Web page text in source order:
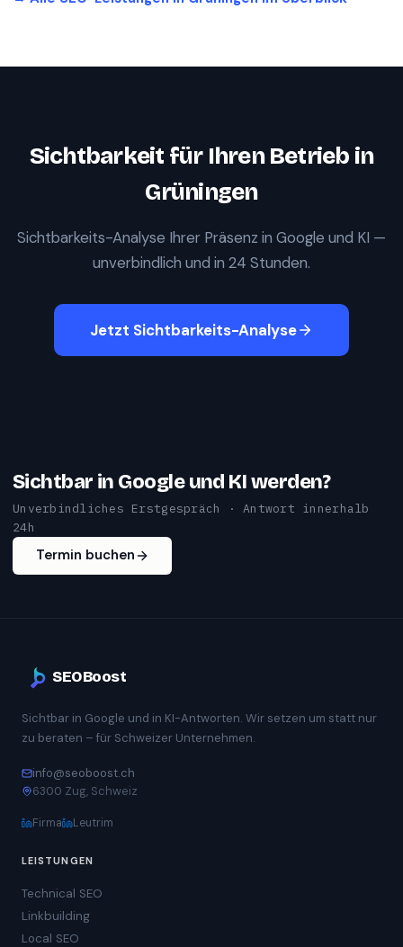
Sichtbarkeit für Ihren Betrieb in
Grüningen
Sichtbarkeits-Analyse Ihrer Präsenz in Google und KI —
unverbindlich und in 24 Stunden.
Jetzt Sichtbarkeits-Analyse
Sichtbar in Google und KI werden?
Unverbindliches Erstgespräch · Antwort innerhalb
24h
Termin buchen
SEOBoost
Sichtbar in Google und in KI-Antworten. Wir setzen um statt nur
zu beraten – für Schweizer Unternehmen.
info@seoboost.ch
6300 Zug, Schweiz
Firma Leutrim
LEISTUNGEN
Technical SEO
Linkbuilding
Local SEO